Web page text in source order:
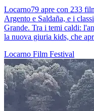
Locarno79 apre con 233
Argento e Saldaña, e i
Grande. Tra i temi caldi:
la nuova giuria kids, che
Locarno Film Festival